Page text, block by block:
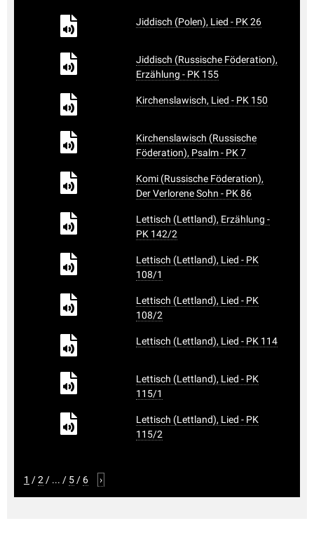
Jiddisch (Polen), Lied - PK 26
Jiddisch (Russische Föderation),
Erzählung - PK 155
Kirchenslawisch, Lied - PK 150
Kirchenslawisch (Russische
Föderation), Psalm - PK 7
Komi (Russische Föderation),
Der Verlorene Sohn - PK 86
Lettisch (Lettland), Erzählung -
PK 142/2
Lettisch (Lettland), Lied - PK
108/1
Lettisch (Lettland), Lied - PK
108/2
Lettisch (Lettland), Lied - PK 114
Lettisch (Lettland), Lied - PK
115/1
Lettisch (Lettland), Lied - PK
115/2
1 /2 / ... / 5 / 6 ›